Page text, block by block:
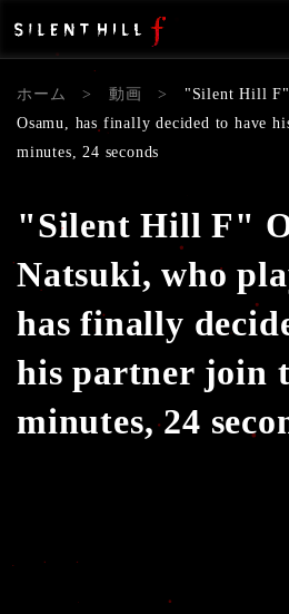
ホーム > 動画 >
"Silent Hill F"
Osamu, has finally decided to have
minutes, 24 seconds
"Silent Hill F"
Natsuki, who
has finally
his partner join
minutes, 24